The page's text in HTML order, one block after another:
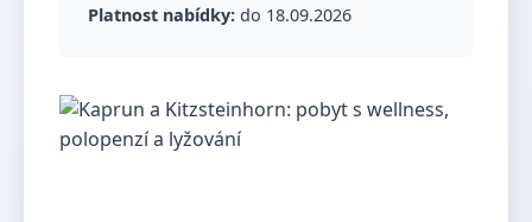
Platnost nabídky: do 18.09.2026